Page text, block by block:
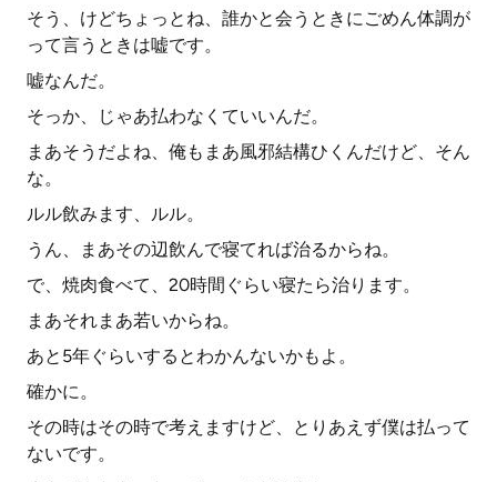
そう、けどちょっとね、誰かと会うときにごめん体調が
って言うときは嘘です。
嘘なんだ。
そっか、じゃあ払わなくていいんだ。
まあそうだよね、俺もまあ風邪結構ひくんだけど、そん
な。
ルル飲みます、ルル。
うん、まあその辺飲んで寝てれば治るからね。
で、焼肉食べて、20時間ぐらい寝たら治ります。
まあそれまあ若いからね。
あと5年ぐらいするとわかんないかもよ。
確かに。
その時はその時で考えますけど、とりあえず僕は払って
ないです。